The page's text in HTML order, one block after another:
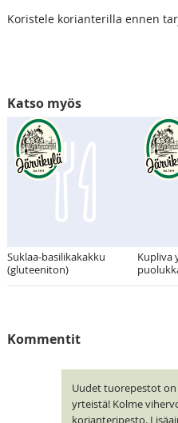
Koristele korianterilla ennen
Katso myös
Suklaa-basilikakakku
(gluteeniton)
Kupliva
Kommentit
Uudet tuorepestot
yrteistä! Kolme
korianteripesto.